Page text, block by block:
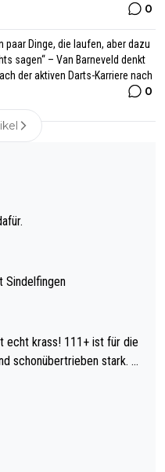
0
paar Dinge, die laufen, aber dazu
sagen“ – Van Barneveld denkt
der aktiven Darts-Karriere nach
0
Sindelfingen
111+ ist für die
schonübertrieben stark. U